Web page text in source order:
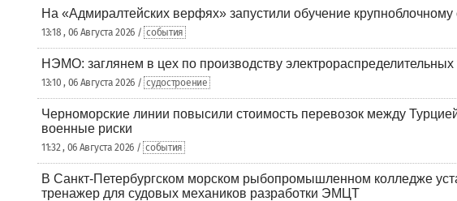
На «Адмиралтейских верфях» запустили обучение крупноблочному
13:18 , 06 Августа 2026 / события
НЭМО: заглянем в цех по производству электрораспределительных
13:10 , 06 Августа 2026 / судостроение
Черноморские линии повысили стоимость перевозок между
военные риски
11:32 , 06 Августа 2026 / события
В Санкт-Петербургском морском рыбопромышленном колледже
тренажер для судовых механиков разработки ЭМЦТ